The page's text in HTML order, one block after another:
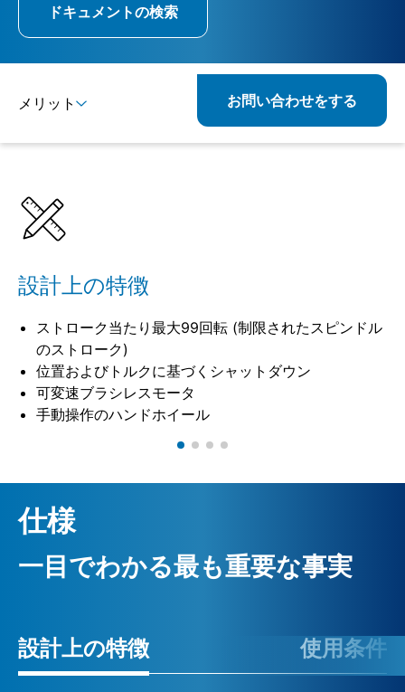
ドキュメントの検索
メリット お問い合わせをする
設計上の特徴
ストローク当たり最大99回転 (制限されたスピンドル
のストローク)
位置およびトルクに基づくシャットダウン
可変速ブラシレスモータ
手動操作のハンドホイール
仕様
一目でわかる最も重要な事実
設計上の特徴 使用条件